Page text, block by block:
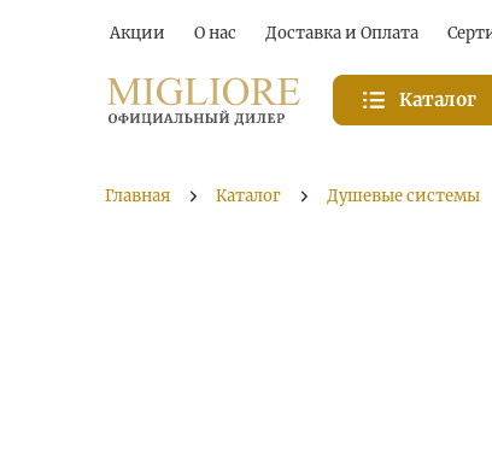
Акции О нас Доставка и Оплата
Каталог
Главная Каталог Душевые системы